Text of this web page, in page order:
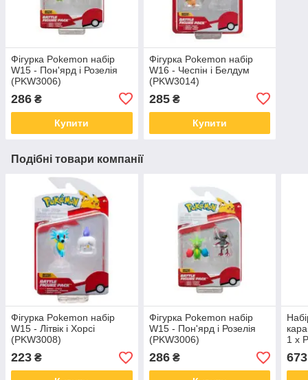
Фігурка Pokemon набір
W15 - Пон'ярд і Розелія
(PKW3006)
286 ₴
Купити
Фігурка Pokemon набір
W16 - Чеспін і Белдум
(PKW3014)
285₴
Купити
Подібні товари компанії
Фігурка Pokemon набір
W15 - Літвік і Хорсі
(PKW3008)
223 ₴
Фігурка Pokemon набір
W15 - Пон'ярд і Розелія
(PKW3006)
286₴
1 x
673